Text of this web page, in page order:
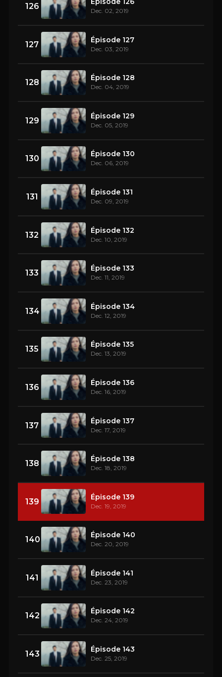
126 Dec. 02, 2019
127 Épisode 127
Dec. 03, 2019
128 Épisode 128
Dec. 04, 2019
129 Épisode 129
Dec. 05, 2019
130 Épisode 130
Dec. 06, 2019
131 Épisode 131
Dec. 09, 2019
132 Épisode 132
Dec. 10, 2019
133 Épisode 133
Dec. 11, 2019
134 Épisode 134
Dec. 12, 2019
135 Épisode 135
Dec. 13, 2019
136 Épisode 136
Dec. 16, 2019
137 Épisode 137
Dec. 17, 2019
138 Épisode 138
Dec. 18, 2019
139 Épisode 139
Dec. 19, 2019
140 Épisode 140
Dec. 20, 2019
141 Épisode 141
Dec. 23, 2019
142 Épisode 142
Dec. 24, 2019
143 Épisode 143
Dec. 25, 2019